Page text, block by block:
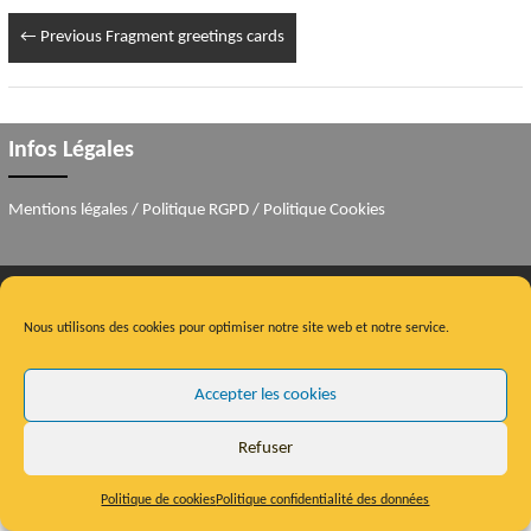
Nous utilisons des cookies pour optimiser notre site web et notre service.
Accepter les cookies
Refuser
Politique de cookiesPolitique confidentialité des données
← PreviousFragment greetings cards
Infos Légales
Mentions légales/ Politique RGPD/ Politique Cookies
WordPress.